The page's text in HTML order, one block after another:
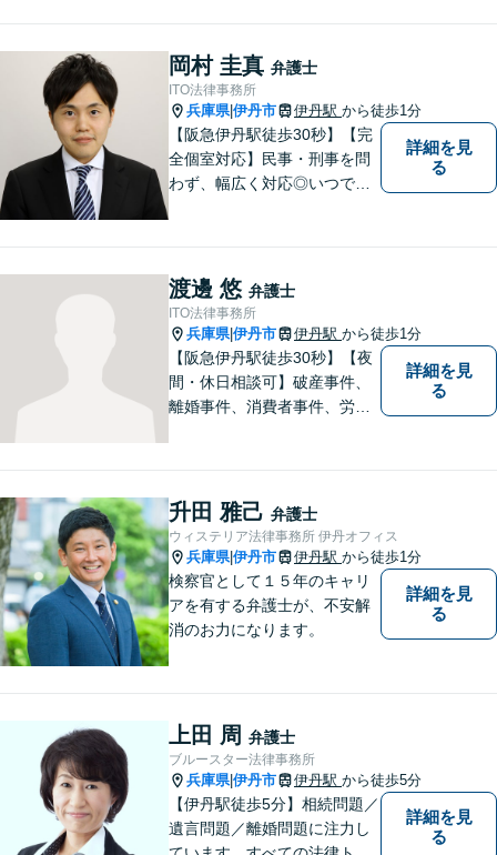
岡村 圭真 弁護士
ITO法律事務所
兵庫県|伊丹市 伊丹駅 から徒歩1分
【阪急伊丹駅徒歩30秒】【完
全個室対応】民事・刑事を問
わず、幅広く対応◎いつでも
れず、尽力してまいります。
【メーカー法務経験あり】
詳細を見
る
渡邊 悠 弁護士
ITO法律事務所
兵庫県|伊丹市 伊丹駅 から徒歩1分
【阪急伊丹駅徒歩30秒】【夜
間・休日相談可】破産事件、
離婚事件、消費者事件、労働
してまいります。まずは一度
ご相談ください【完全個室】
【法テラス利用可】
詳細を見
る
升田 雅己 弁護士
ウィステリア法律事務所 伊丹オフィス
兵庫県|伊丹市 伊丹駅 から徒歩1分
検察官として１５年のキャリ
アを有する弁護士が、不安解
消のお力になります。
詳細を見
る
上田 周 弁護士
ブルースター法律事務所
兵庫県|伊丹市 伊丹駅 から徒歩5分
【伊丹駅徒歩5分】相続問題／
遺言問題／離婚問題に注力し
詳細を見
る